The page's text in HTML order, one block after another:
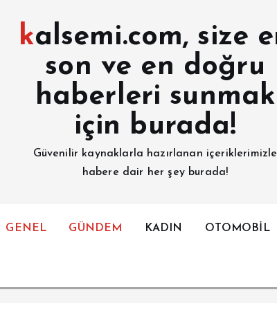
kalsemi.com, size en
son ve en doğru
haberleri sunmak
için burada!
Güvenilir kaynaklarla hazırlanan içeriklerimizle
habere dair her şey burada!
GENEL GÜNDEM KADIN OTOMOBİL